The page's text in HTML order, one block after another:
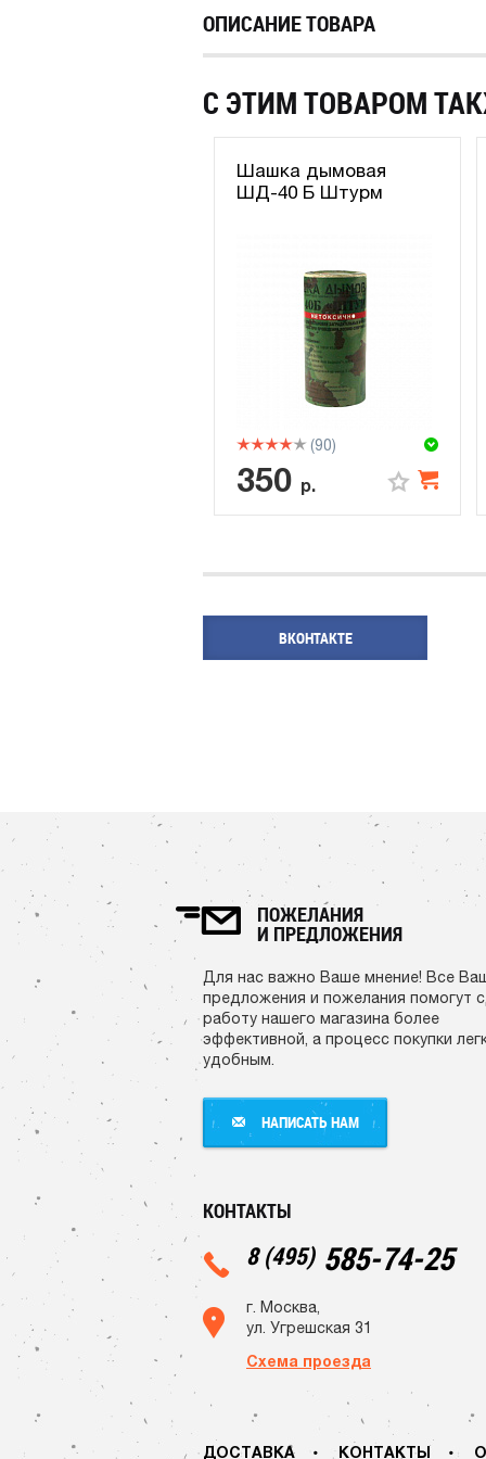
ОПИСАНИЕ ТОВАРА
С ЭТИМ ТОВАРОМ
Шашка дымовая
ШД-40 Б Штурм
(90)
350 р.
ВКОНТАКТЕ
ПОЖЕЛАНИЯ
И ПРЕДЛОЖЕНИЯ
Для нас важно Ваше мнение! Все
предложения и пожелания помогут
работу нашего магазина более
эффективной, а процесс покупки
удобным.
НАПИСАТЬ НАМ
КОНТАКТЫ
8 (495) 585-74-25
г. Москва,
ул. Угрешская 31
Схема проезда
ДОСТАВКА КОНТАКТЫ